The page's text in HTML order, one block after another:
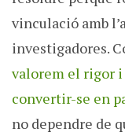
vinculació amb
investigadores.
valorem el rigor i
convertir-se en
no dependre de